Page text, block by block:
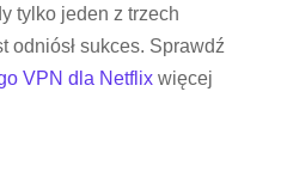
tylko jeden z trzech
odniósł sukces. Sprawdź
VPN dla Netflix więcej